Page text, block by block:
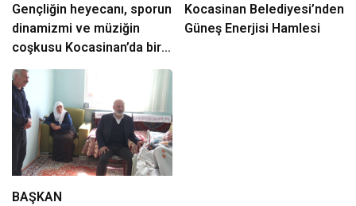
Gençliğin heyecanı, sporun
dinamizmi ve müziğin
coşkusu Kocasinan’da bir
araya geliyor!
Kocasinan Belediyesi’nden
Güneş Enerjisi Hamlesi
BAŞKAN